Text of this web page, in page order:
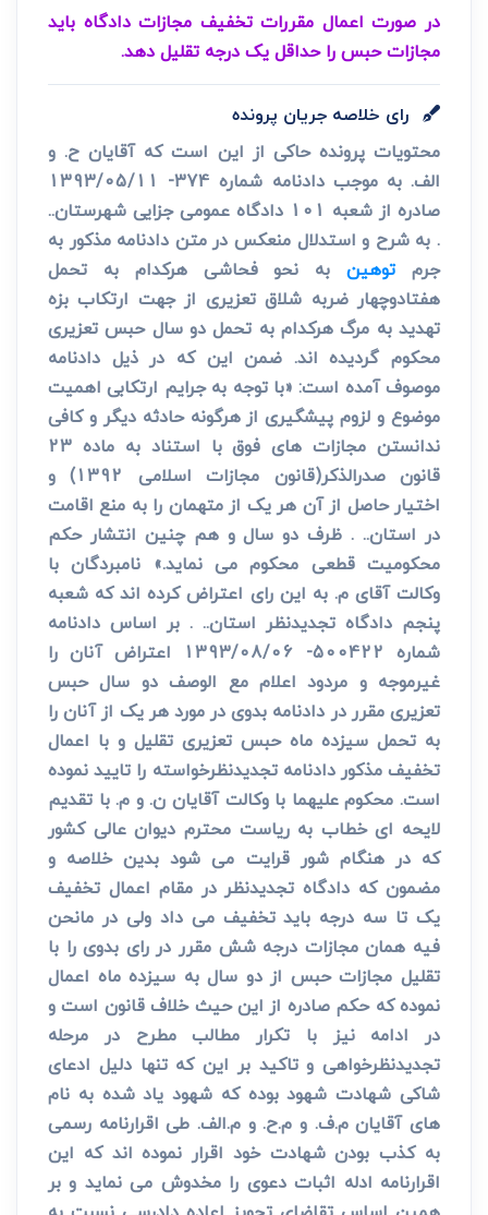
در صورت اعمال مقررات تخفیف مجازات دادگاه باید
مجازات حبس را حداقل یک درجه تقلیل دهد.
رای خلاصه جریان پرونده
محتویات پرونده حاکی از این است که آقایان ح. و
الف. به موجب دادنامه شماره 374- 1393/05/11
صادره از شعبه 101 دادگاه عمومی جزایی شهرستان..
. به شرح و استدلال منعکس در متن دادنامه مذکور به
جرمتوهینبه نحو فحاشی هرکدام به تحمل
هفتادوچهار ضربه شلاق تعزیری از جهت ارتکاب بزه
تهدید به مرگ هرکدام به تحمل دو سال حبس تعزیری
محکوم گردیده اند. ضمن این که در ذیل دادنامه
موصوف آمده است: «با توجه به جرایم ارتکابی اهمیت
موضوع و لزوم پیشگیری از هرگونه حادثه دیگر و کافی
ندانستن مجازات های فوق با استناد به ماده 23
قانون صدرالذکر(قانون مجازات اسلامی 1392) و
اختیار حاصل از آن هر یک از متهمان را به منع اقامت
در استان.. . ظرف دو سال و هم چنین انتشار حکم
محکومیت قطعی محکوم می نماید.» نام­بردگان با
وکالت آقای م. به این رای اعتراض کرده اند که شعبه
پنجم دادگاه تجدیدنظر استان.. . بر اساس دادنامه
شماره 500422- 1393/08/06 اعتراض آنان را
غیرموجه و مردود اعلام مع الوصف دو سال حبس
تعزیری مقرر در دادنامه بدوی در مورد هر یک از آنان را
به تحمل سیزده ماه حبس تعزیری تقلیل و با اعمال
تخفیف مذکور دادنامه تجدیدنظرخواسته را تایید نموده
است. محکوم علیهما با وکالت آقایان ن. و م. با تقدیم
لایحه ای خطاب به ریاست محترم دیوان عالی کشور
که در هنگام شور قرایت می شود بدین خلاصه و
مضمون که دادگاه تجدیدنظر در مقام اعمال تخفیف
یک تا سه درجه باید تخفیف می داد ولی در مانحن
فیه همان مجازات درجه شش مقرر در رای بدوی را با
تقلیل مجازات حبس از دو سال به سیزده ماه اعمال
نموده که حکم صادره از این حیث خلاف قانون است و
در ادامه نیز با تکرار مطالب مطرح در مرحله
تجدیدنظرخواهی و تاکید بر این که تنها دلیل ادعای
شاکی شهادت شهود بوده که شهود یاد شده به نام
های آقایان م.ف. و م.ح. و م.الف. طی اقرارنامه رسمی
به کذب بودن شهادت خود اقرار نموده اند که این
اقرارنامه ادله اثبات دعوی را مخدوش می نماید و بر